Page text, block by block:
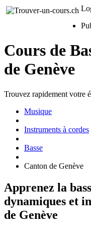
Cours de
de Genève
Trouvez rapidement votre
Musique
Instruments à cordes
Basse
Canton de Genève
Apprenez la
dynamiques et
de Genève